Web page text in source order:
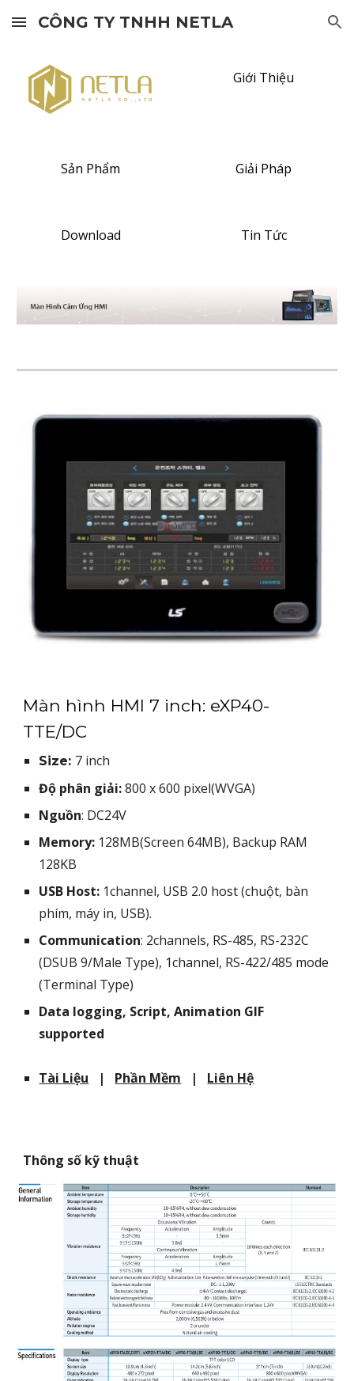
Skip to main content Skip to navigation
CÔNG TY TNHH NETLA
Giới Thiệu
Sản Phẩm Giải Pháp
Download Tin Tức
Màn hình HMI 7 inch: eXP40-
TTE/DC
Size: 7 inch
Độ phân giải:800 x 600 pixel(WVGA)
Nguồn: DC24V
Memory: 128MB(Screen 64MB), Backup RAM
128KB
USB Host: 1channel, USB 2.0 host (chuột, bàn
phím, máy in, USB).
Communication: 2channels, RS-485, RS-232C
(DSUB 9/Male Type), 1channel, RS-422/485 mode
(Terminal Type)
Data logging, Script, Animation GIF
supported
Tài Liệu | Phần Mềm | Liên Hệ
Thông số kỹ thuật